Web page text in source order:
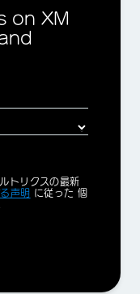
on XM
トリクスの最新
声明 に従った 個